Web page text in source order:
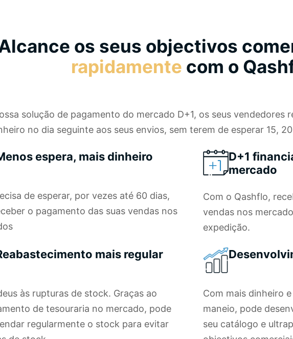
os seus objectivos
rapidamente com o
solução de pagamento do mercado D+1, os seus vendedores
no dia seguinte aos seus envios, sem terem de esperar 15,
espera, mais dinheiro
de esperar, por vezes até 60 dias,
o pagamento das suas vendas nos
D+1
mercado
Com o Qashflo,
vendas nos
expedição.
mais regular
às rupturas de stock. Graças ao
de tesouraria no mercado, pode
regularmente o stock para evitar
Com mais dinheiro
maneio, pode
seu catálogo e